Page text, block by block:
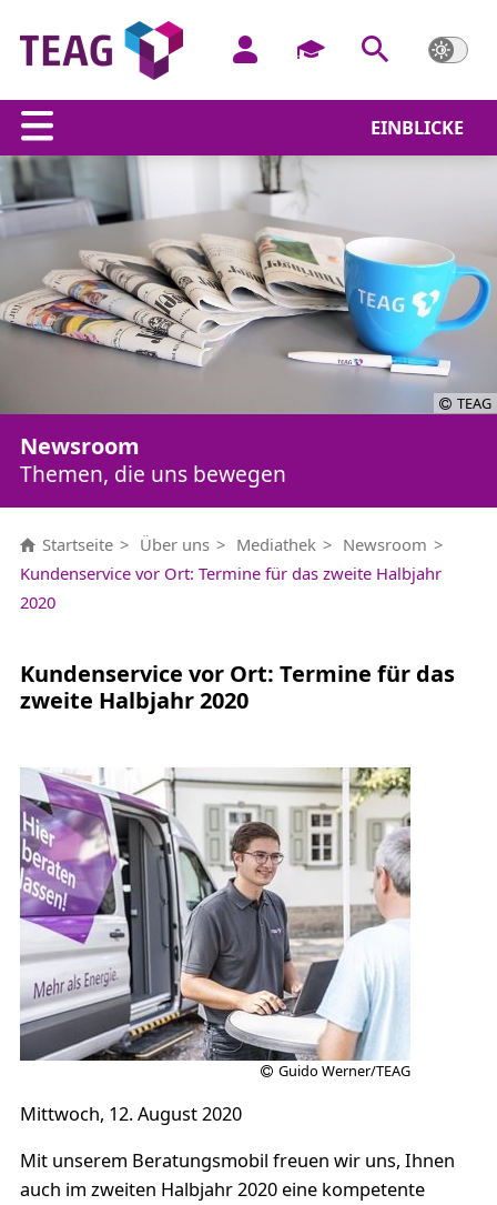
EINBLICKE
TEAG
Newsroom
Themen, die uns bewegen
Startseite Über uns Mediathek
Newsroom
Kundenservice vor Ort: Termine für das zweite Halbjahr
2020
Kundenservice vor Ort: Termine für das
zweite Halbjahr 2020
Guido Werner/TEAG
Mittwoch, 12. August 2020
Mit unserem Beratungsmobil freuen wir uns, Ihnen
auch im zweiten Halbjahr 2020 eine kompetente